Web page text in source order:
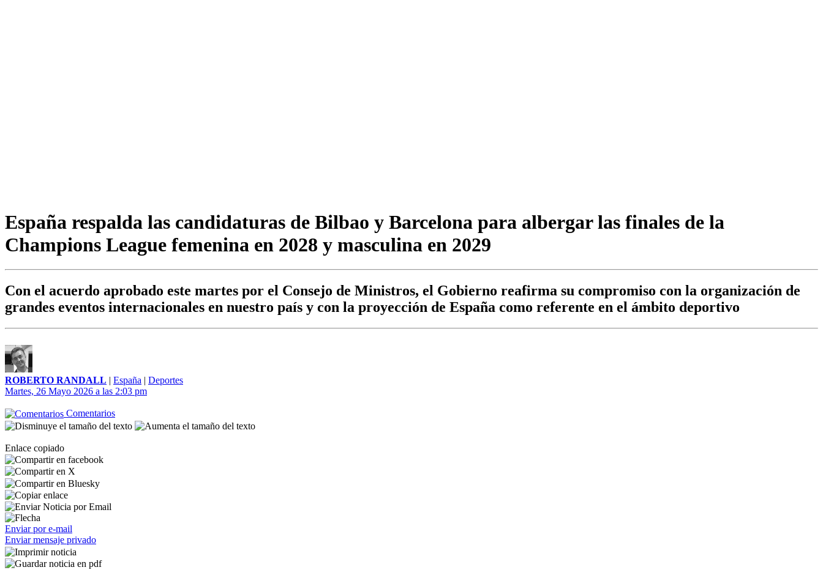
España respalda las candidaturas de Bilbao y Barcelona para albergar las finales de la
Champions League femenina en 2028 y masculina en 2029
Con el acuerdo aprobado este martes por el Consejo de Ministros, el Gobierno reafirma su compromiso con la organización de
grandes eventos internacionales en nuestro país y con la proyección de España como referente en el ámbito deportivo
ROBERTO RANDALL | España | Deportes
Martes, 26 Mayo 2026 a las 2:03 pm
Comentarios
Enlace copiado
Enviar por e-mail
Enviar mensaje privado